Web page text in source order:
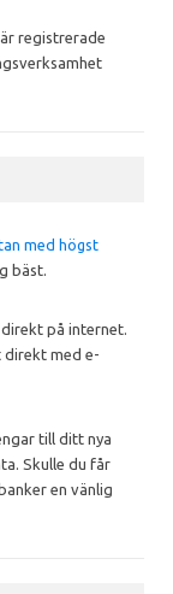
registrerade
med högst
bäst.
på internet.
med e-
till ditt nya
Skulle du får
en vänlig